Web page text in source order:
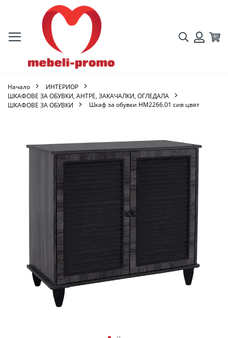
Търсене
Начало
ИНТЕРИОР
ШКАФОВЕ ЗА ОБУВКИ, АНТРЕ, ЗАКАЧАЛКИ, ОГЛЕДАЛА
ШКАФОВЕ ЗА ОБУВКИ
Шкаф за обувки HM2266.01 сив цвят
изображенията